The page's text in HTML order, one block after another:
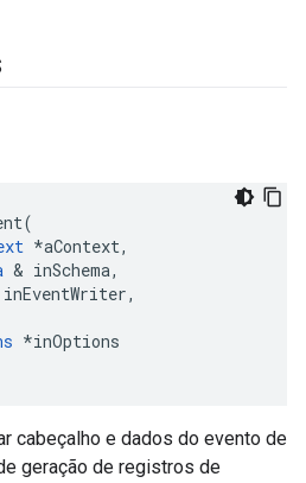
(
*aContext,
& inSchema,
inEventWriter,
*inOptions
cabeçalho e dados do evento de
geração de registros de